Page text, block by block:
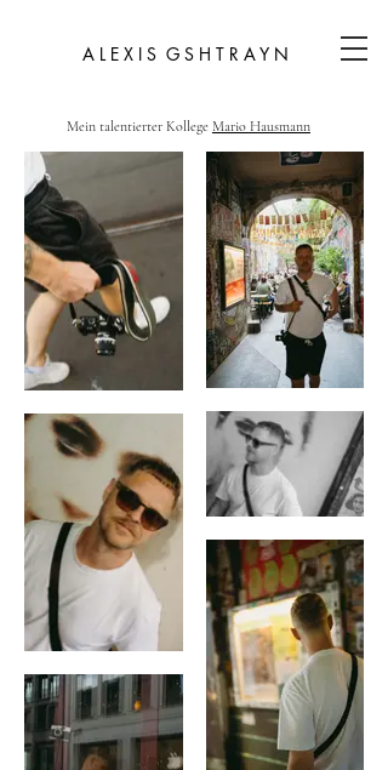
A L E X I S G S H T R A Y N
Mein talentierter Kollege Mario Hausmann